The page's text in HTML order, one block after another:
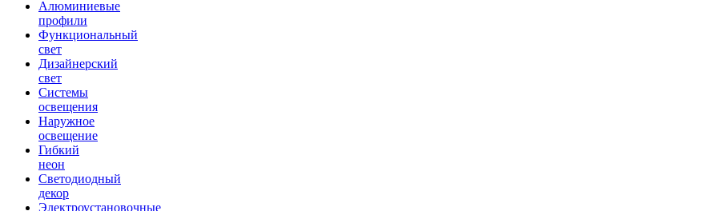
Алюминиевые
профили
Функциональный
свет
Дизайнерский
свет
Системы
освещения
Наружное
освещение
Гибкий
неон
Светодиодный
декор
Электроустановочные